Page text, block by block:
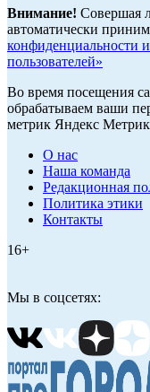
Внимание! Совершая
автоматически
конфиденциальности
пользователей»
Во время посещения
обрабатываем ваши
метрик Яндекс
О нас
Наша команда
Редакционная
Политика этики
Контакты
16+
Мы в соцсетях: